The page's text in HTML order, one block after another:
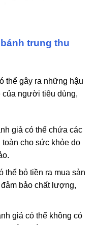
trung thu
thể gây ra những hậu
người tiêu dùng,
giả có thể chứa các
toàn cho sức khỏe do
thể bỏ tiền ra mua sản
bảo chất lượng,
giả có thể không có